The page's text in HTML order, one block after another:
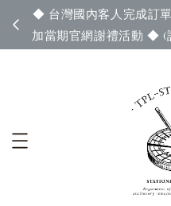
◆ 台灣國內客人完成訂
加當期官網謝禮活動 ◆ (